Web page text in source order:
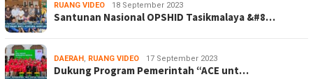
RUANG VIDEO 18 September 2023
Santunan Nasional OPSHID Tasikmalaya &#8…
DAERAH , RUANG VIDEO 17 September 2023
Dukung Program Pemerintah “ACE unt…